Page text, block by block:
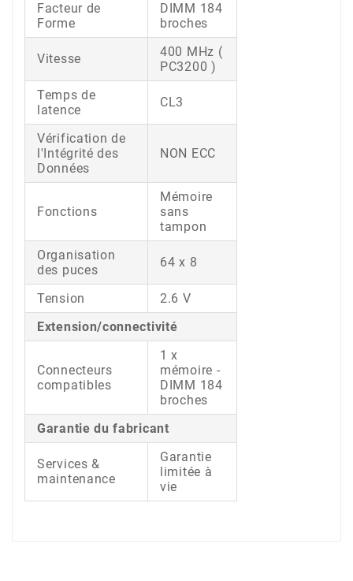
Facteur de
Forme
DIMM 184
broches
Vitesse
400 MHz (
PC3200 )
Temps de
latence
CL3
Vérification de
l'Intégrité des
Données
NON ECC
Fonctions
Mémoire
sans
tampon
Organisation
des puces
64 x 8
Tension
2.6 V
Extension/connectivité
Connecteurs
compatibles
1 x
mémoire -
DIMM 184
broches
Garantie du fabricant
Services &
maintenance
Garantie
limitée à
vie